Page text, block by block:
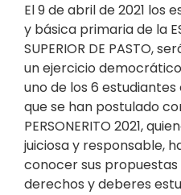
El 9 de abril de 2021 los
y básica primaria de la
SUPERIOR DE PASTO,
un ejercicio
uno de los 6
que se han postulado
PERSONERITO 2021,
juiciosa y responsable,
conocer sus
derechos y deberes